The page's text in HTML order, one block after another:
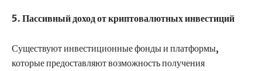
5. Пассивный доход от криптовалютных инвестиций
Существуют инвестиционные фонды и платформы,
которые предоставляют возможность получения